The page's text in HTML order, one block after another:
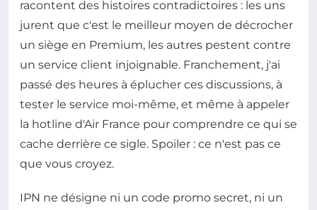
racontent des histoires contradictoires : les uns
jurent que c'est le meilleur moyen de décrocher
un siège en Premium, les autres pestent contre
un service client injoignable. Franchement, j'ai
passé des heures à éplucher ces discussions, à
tester le service moi-même, et même à appeler
la hotline d'Air France pour comprendre ce qui se
cache derrière ce sigle. Spoiler : ce n'est pas ce
que vous croyez.
IPN ne désigne ni un code promo secret, ni un